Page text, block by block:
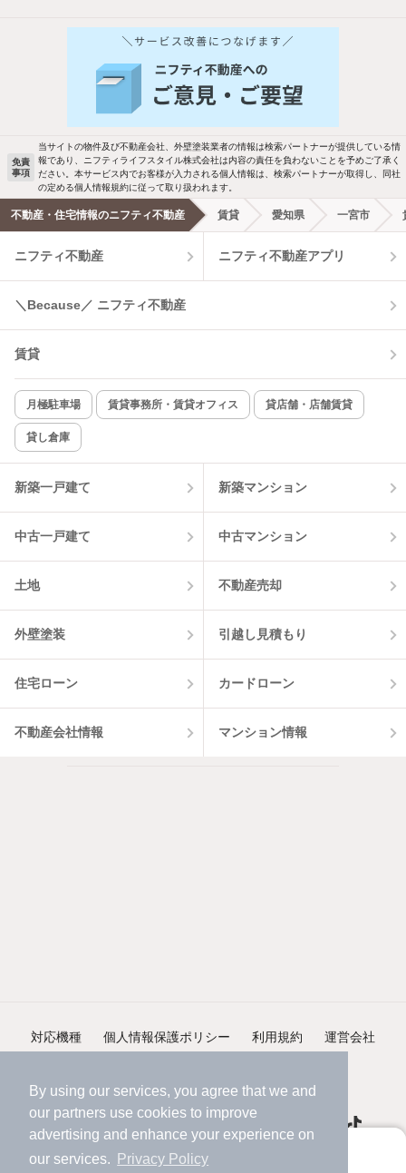
By using our services, you agree that we and
our partners use cookies to improve
advertising and enhance your experience on
our services.
Privacy Policy
アプリに切り替えて、サクサクお部屋探し
他の人はこんな条件で絞り込んでいます！
バス・トイレ別 2階以上
洗濯機置場あり 独立洗面台
エアコンあり 都市ガス
温水洗浄便座 オートロック
コンロ2口以上
新着のみ インターネット無料
該当件数:
物件一覧に反映
免責
事項
当サイトの物件及び不動産会社、外壁塗装業者の情報は検索パートナーが提供している情
報であり、ニフティライフスタイル株式会社は内容の責任を負わないことを予めご了承く
ださい。本サービス内でお客様が入力される個人情報は、検索パートナーが取得し、同社
の定める個人情報規約に従って取り扱われます。
不動産・住宅情報のニフティ不動産 賃貸 愛知県 一宮市
ニフティ不動産 ニフティ不動産アプリ
＼Because／ ニフティ不動産
賃貸
月極駐車場 賃貸事務所・賃貸オフィス 貸店舗・店舗賃貸
貸し倉庫
新築一戸建て 新築マンション
中古一戸建て 中古マンション
土地 不動産売却
外壁塗装 引越し見積もり
住宅ローン カードローン
不動産会社情報 マンション情報
対応機種 個人情報保護ポリシー 利用規約 運営会社